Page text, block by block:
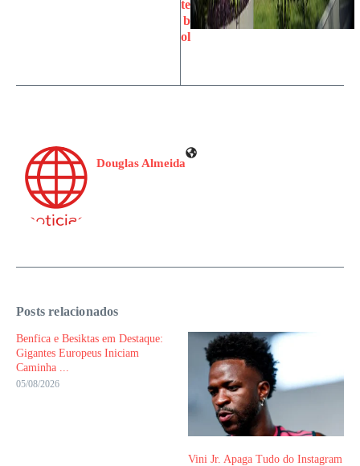
te
b
ol
Douglas Almeida
Posts relacionados
Benfica e Besiktas em Destaque:
Gigantes Europeus Iniciam
Caminha ...
05/08/2026
Vini Jr. Apaga Tudo do Instagram